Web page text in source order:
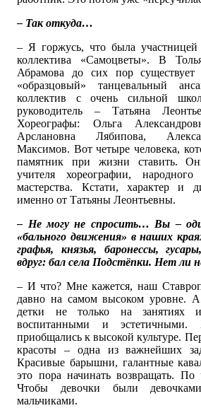
– Так откуда…
– Я горжусь, что была участницей
коллектива «Самоцветы». В
Абрамова до сих пор существует
«образцовый» танцевальный
коллектив с очень сильной
руководитель – Татьяна
Хореографы: Ольга
Арслановна Лябипова,
Максимов. Вот четыре человека,
памятник при жизни ставить.
учителя хореографии, народного
мастерства. Кстати, характер и
именно от Татьяны Леонтьевны.
– Не могу не спросить… Вы –
«бального движения» в наших
графья, князья, баронессы,
вдруг: бал села Подстёпки. Нет ли
– И что? Мне кажется, наш
давно на самом высоком уровне.
детки не только на
воспитанными и
приобщались к высокой культуре.
красоты – одна из важнейших
Красивые барышни, галантные
это пора начинать возвращать. По
Чтобы девочки были
мальчиками.